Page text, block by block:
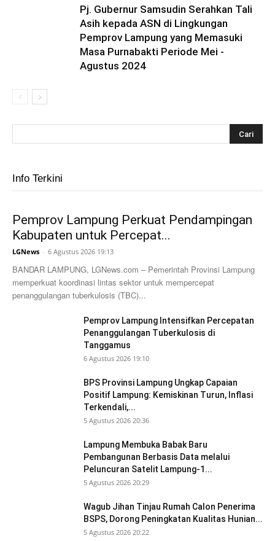
Pj. Gubernur Samsudin Serahkan Tali
Asih kepada ASN di Lingkungan
Pemprov Lampung yang Memasuki
Masa Purnabakti Periode Mei -
Agustus 2024
Info Terkini
Pemprov Lampung Perkuat Pendampingan
Kabupaten untuk Percepat...
LGNews - 6 Agustus 2026 19:13
BANDAR LAMPUNG, LGNews.com – Pemerintah Provinsi Lampung
memperkuat koordinasi lintas sektor untuk mempercepat
penanggulangan tuberkulosis (TBC)...
Pemprov Lampung Intensifkan Percepatan
Penanggulangan Tuberkulosis di
Tanggamus
6 Agustus 2026 19:10
BPS Provinsi Lampung Ungkap Capaian
Positif Lampung: Kemiskinan Turun, Inflasi
Terkendali,...
5 Agustus 2026 20:36
Lampung Membuka Babak Baru
Pembangunan Berbasis Data melalui
Peluncuran Satelit Lampung-1...
5 Agustus 2026 20:29
Wagub Jihan Tinjau Rumah Calon Penerima
BSPS, Dorong Peningkatan Kualitas Hunian...
5 Agustus 2026 20:22